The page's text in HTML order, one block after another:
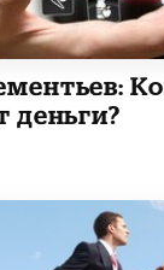
деньги?